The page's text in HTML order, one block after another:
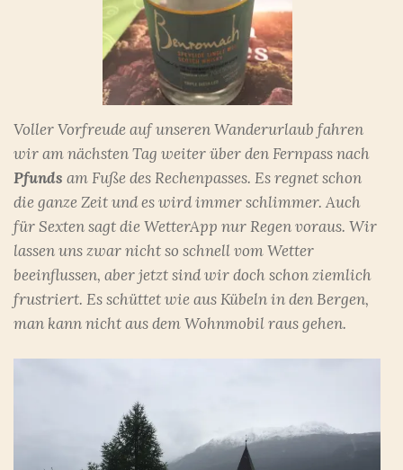
Voller Vorfreude auf unseren Wanderurlaub fahren
wir am nächsten Tag weiter über den Fernpass nach
Pfunds am Fuße des Rechenpasses. Es regnet schon
die ganze Zeit und es wird immer schlimmer. Auch
für Sexten sagt die WetterApp nur Regen voraus. Wir
lassen uns zwar nicht so schnell vom Wetter
beeinflussen, aber jetzt sind wir doch schon ziemlich
frustriert. Es schüttet wie aus Kübeln in den Bergen,
man kann nicht aus dem Wohnmobil raus gehen.